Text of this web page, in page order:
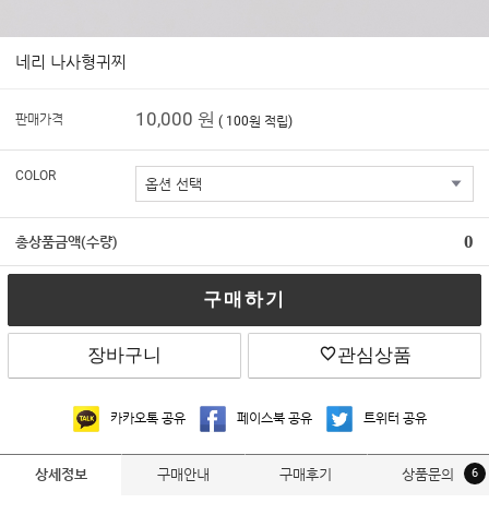
네리 나사형귀찌
판매가격 10,000 원 ( 100원 적립)
COLOR
총상품금액(수량) 0
구매하기
장바구니 관심상품
카카오톡 공유 페이스북 공유 트위터 공유
상세정보 구매안내 구매후기 6
상품문의